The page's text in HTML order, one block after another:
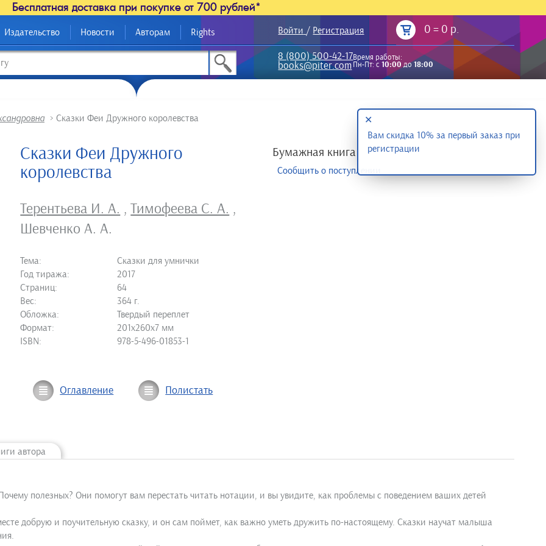
Бесплатная доставка при покупке от 700 рублей*
Издательство Новости Авторам Rights Войти / Регистрация 0 = 0 р.
8 (800) 500-42-17
books@piter.com
Время работы:
Пн-Пт: с10:00до18:00
> Сказки Феи Дружного королевства
Сказки Феи Дружного
королевства
Терентьева И. А. ,Тимофеева С. А. ,
Шевченко А. А.
Тема:
Сказки для умнички
Год тиража:
2017
Страниц:
64
Вес:
364 г.
Обложка:
Твердый переплет
Формат:
201х260х7 мм
ISBN:
978-5-496-01853-1
Бумажная книга
Сообщить о поступлении
Оглавление Полистать
автора
полезных? Они помогут вам перестать читать нотации, и вы увидите, как проблемы с поведением ваших детей
добрую и поучительную сказку, и он сам поймет, как важно уметь дружить по-настоящему. Сказки научат малыша
Вам скидка 10% за первый заказ при
регистрации
✕